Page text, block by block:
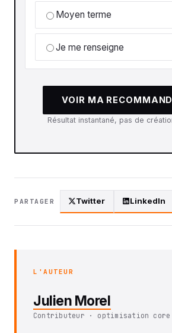
Moyen terme
Je me renseigne
VOIR MA
Résultat instantané, pas de
PARTAGER Twitter LinkedIn
L'AUTEUR
Julien Morel
Contributeur · optimisation